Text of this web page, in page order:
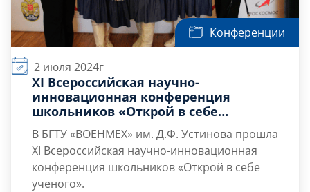
Конференции
2 июля 2024г
XI Всероссийская научно-
инновационная конференция
школьников «Открой в себе
ученого»
В БГТУ «ВОЕНМЕХ» им. Д.Ф. Устинова прошла
XI Всероссийская научно-инновационная
конференция школьников «Открой в себе
ученого».